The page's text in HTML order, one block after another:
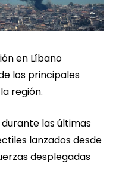
en Líbano
los principales
región.
las últimas
lanzados desde
desplegadas